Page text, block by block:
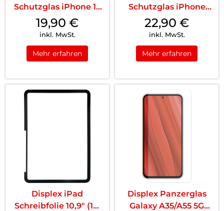
Schutzglas iPhone 15
Pro Max/15...
19,90 €
inkl. MwSt.
Mehr erfahren
Schutzglas iPhone
15/15 Pro Tra...
22,90 €
inkl. MwSt.
Mehr erfahren
Displex iPad
Schreibfolie 10,9″ (10.
Displex Panzerglas
Galaxy A35/A55 5G